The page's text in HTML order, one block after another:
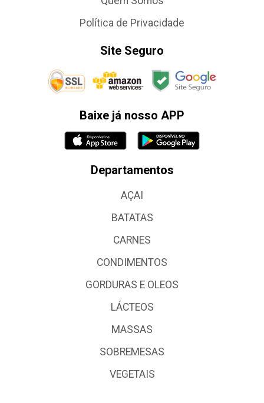
Política de Privacidade
Site Seguro
Baixe já nosso APP
Departamentos
AÇAI
BATATAS
CARNES
CONDIMENTOS
GORDURAS E OLEOS
LÁCTEOS
MASSAS
SOBREMESAS
VEGETAIS